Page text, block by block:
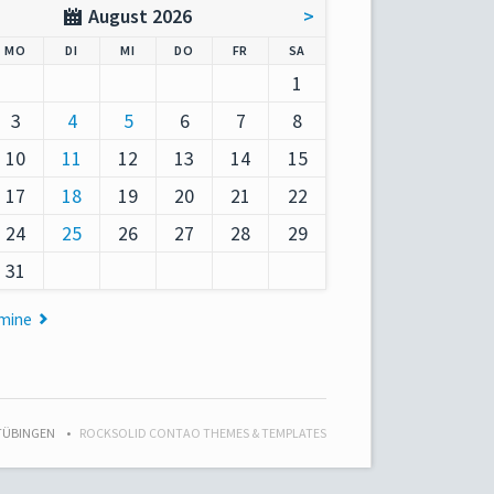
August 2026 >
MO DIENSTAG
MITTWOCH
DO NNERSTAG
FR SA
1
3 4 5 6 7
8
10 11 12 13 14
15
17 18 19 20 21
22
24 25 26 27 28
29
31
ROCKSOLID CONTAO THEMES & TEMPLATES